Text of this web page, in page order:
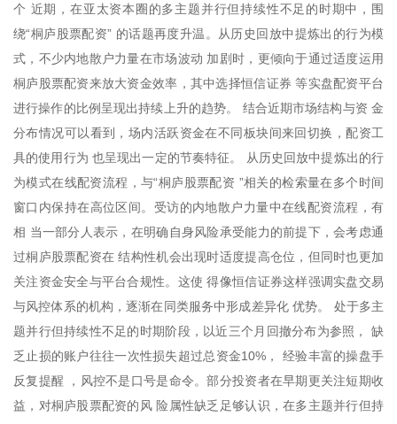
个 近期，在亚太资本圈的多主题并行但持续性不足的时期中，围
绕“桐庐股票配资” 的话题再度升温。从历史回放中提炼出的行为模
式，不少内地散户力量在市场波动 加剧时，更倾向于通过适度运用
桐庐股票配资来放大资金效率，其中选择恒信证券 等实盘配资平台
进行操作的比例呈现出持续上升的趋势。 结合近期市场结构与资 金
分布情况可以看到，场内活跃资金在不同板块间来回切换，配资工
具的使用行为 也呈现出一定的节奏特征。 从历史回放中提炼出的行
为模式在线配资流程，与“桐庐股票配资 ”相关的检索量在多个时间
窗口内保持在高位区间。受访的内地散户力量中在线配资流程，有
相 当一部分人表示，在明确自身风险承受能力的前提下，会考虑通
过桐庐股票配资在 结构性机会出现时适度提高仓位，但同时也更加
关注资金安全与平台合规性。这使 得像恒信证券这样强调实盘交易
与风控体系的机构，逐渐在同类服务中形成差异化 优势。 处于多主
题并行但持续性不足的时期阶段，以近三个月回撤分布为参照， 缺
乏止损的账户往往一次性损失超过总资金10%， 经验丰富的操盘手
反复提醒 ，风控不是口号是命令。部分投资者在早期更关注短期收
益，对桐庐股票配资的风 险属性缺乏足够认识，在多主题并行但持